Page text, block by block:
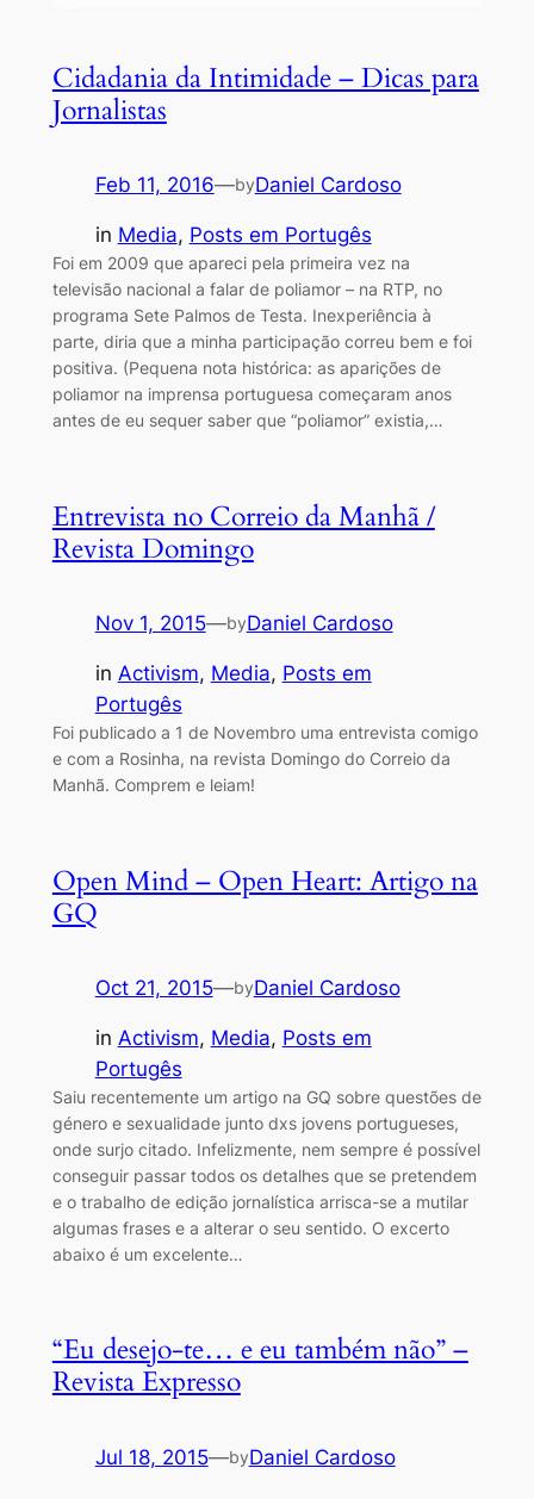
Cidadania da Intimidade – Dicas para
Jornalistas
Feb 11, 2016—byDaniel Cardoso
in Media, Posts em Portugês
Foi em 2009 que apareci pela primeira vez na
televisão nacional a falar de poliamor – na RTP, no
programa Sete Palmos de Testa. Inexperiência à
parte, diria que a minha participação correu bem e foi
positiva. (Pequena nota histórica: as aparições de
poliamor na imprensa portuguesa começaram anos
antes de eu sequer saber que “poliamor” existia,…
Entrevista no Correio da Manhã /
Revista Domingo
Nov 1, 2015—byDaniel Cardoso
in Activism, Media, Posts em
Portugês
Foi publicado a 1 de Novembro uma entrevista comigo
e com a Rosinha, na revista Domingo do Correio da
Manhã. Comprem e leiam!
Open Mind – Open Heart: Artigo na
GQ
Oct 21, 2015—byDaniel Cardoso
in Activism, Media, Posts em
Portugês
Saiu recentemente um artigo na GQ sobre questões de
género e sexualidade junto dxs jovens portugueses,
onde surjo citado. Infelizmente, nem sempre é possível
conseguir passar todos os detalhes que se pretendem
e o trabalho de edição jornalística arrisca-se a mutilar
algumas frases e a alterar o seu sentido. O excerto
abaixo é um excelente…
“Eu desejo-te… e eu também não” –
Revista Expresso
Jul 18, 2015—byDaniel Cardoso